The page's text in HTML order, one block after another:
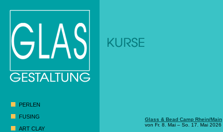
PERLEN
FUSING
ART CLAY
Glass & Bead Camp Rhein/Main
von Fr. 8. Mai – So. 17. Mai 2026